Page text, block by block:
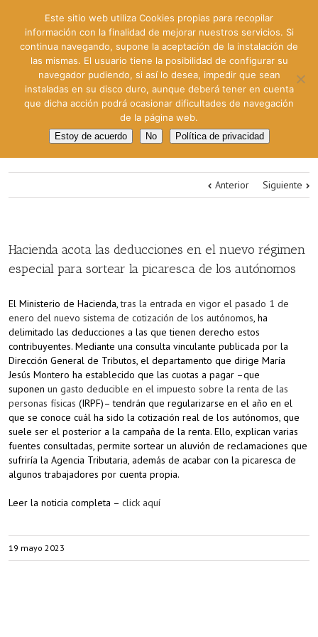
Anterior Siguiente
Hacienda acota las deducciones en el nuevo régimen
especial para sortear la picaresca de los autónomos
El Ministerio de Hacienda,tras la entrada en vigor el pasado 1 de
enero del nuevo sistema de cotización de los autónomos, ha
delimitado las deducciones a las que tienen derecho estos
contribuyentes. Mediante una consulta vinculante publicada por la
Dirección General de Tributos, el departamento que dirige María
Jesús Montero ha establecido que las cuotas a pagar –que
suponen un gasto deducible en el impuesto sobre la renta de las
personas físicas (IRPF)– tendrán que regularizarse en el año en el
que se conoce cuál ha sido la cotización real de los autónomos, que
suele ser el posterior a la campaña de la renta. Ello, explican varias
fuentes consultadas, permite sortear un aluvión de reclamaciones que
sufriría la Agencia Tributaria, además de acabar con la picaresca de
algunos trabajadores por cuenta propia.
Leer la noticia completa – click aquí
19 mayo 2023
Este sitio web utiliza Cookies propias para recopilar
información con la finalidad de mejorar nuestros servicios. Si
continua navegando, supone la aceptación de la instalación de
las mismas. El usuario tiene la posibilidad de configurar su
navegador pudiendo, si así lo desea, impedir que sean
instaladas en su disco duro, aunque deberá tener en cuenta
que dicha acción podrá ocasionar dificultades de navegación
de la página web.
Estoy de acuerdo No Política de privacidad